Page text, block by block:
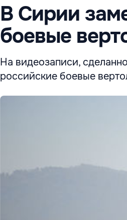
В Сирии
боевые
На видеозаписи,
российские боевые